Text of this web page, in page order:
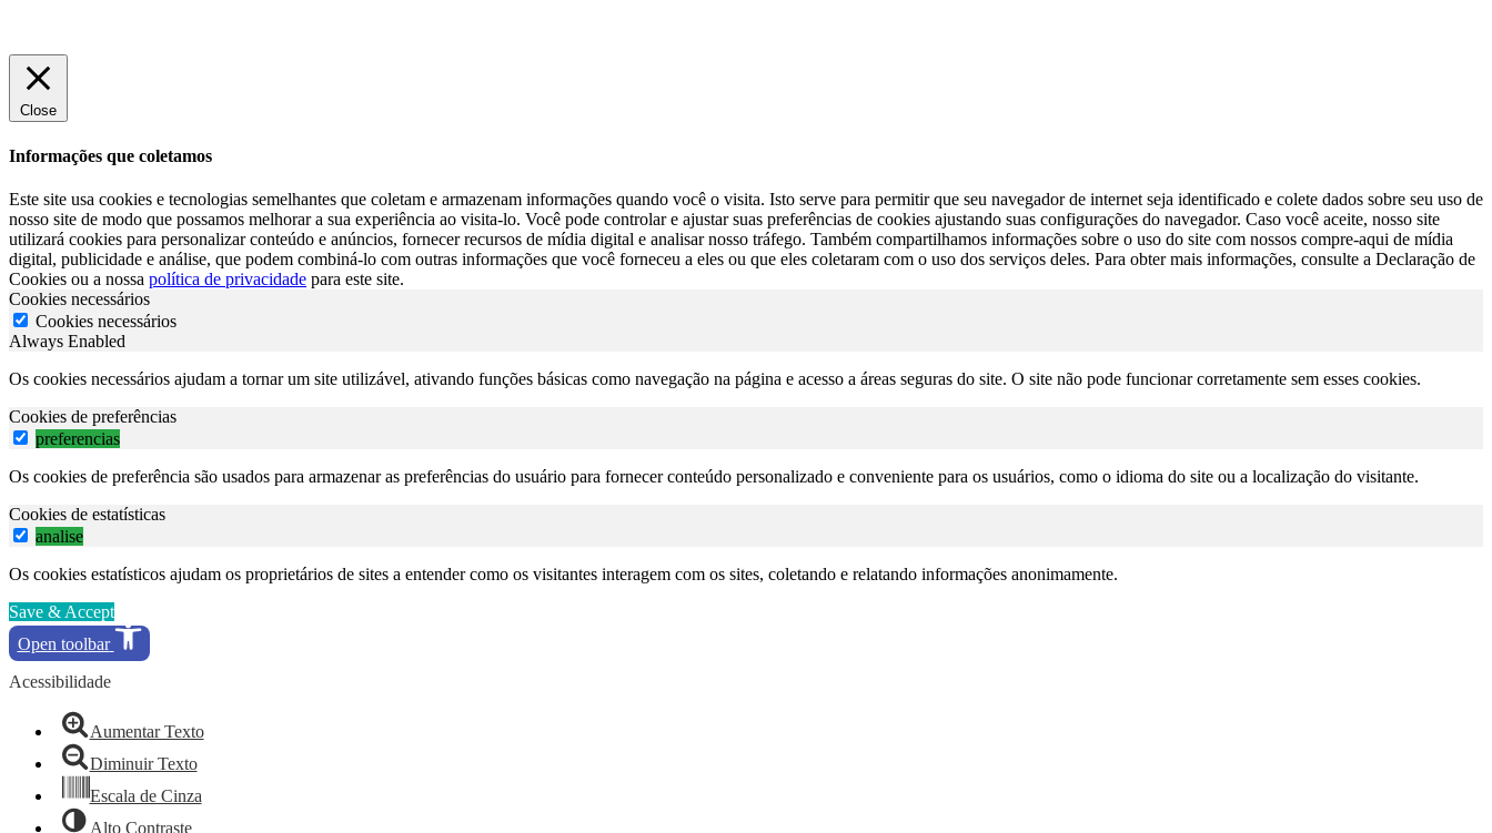
Close
Informações que coletamos
Este site usa cookies e tecnologias semelhantes que coletam e armazenam informações quando você o visita. Isto serve para permitir que seu navegador de internet seja identificado e colete dados sobre seu uso de
nosso site de modo que possamos melhorar a sua experiência ao visita-lo. Você pode controlar e ajustar suas preferências de cookies ajustando suas configurações do navegador. Caso você aceite, nosso site
utilizará cookies para personalizar conteúdo e anúncios, fornecer recursos de mídia digital e analisar nosso tráfego. Também compartilhamos informações sobre o uso do site com nossos compre-aqui de mídia
digital, publicidade e análise, que podem combiná-lo com outras informações que você forneceu a eles ou que eles coletaram com o uso dos serviços deles. Para obter mais informações, consulte a Declaração de
Cookies ou a nossa política de privacidade para este site.
Cookies necessários
Cookies necessários
Always Enabled
Os cookies necessários ajudam a tornar um site utilizável, ativando funções básicas como navegação na página e acesso a áreas seguras do site. O site não pode funcionar corretamente sem esses cookies.
Cookies de preferências
preferencias
Os cookies de preferência são usados para armazenar as preferências do usuário para fornecer conteúdo personalizado e conveniente para os usuários, como o idioma do site ou a localização do visitante.
Cookies de estatísticas
analise
Os cookies estatísticos ajudam os proprietários de sites a entender como os visitantes interagem com os sites, coletando e relatando informações anonimamente.
Save & Accept
Open toolbar
Acessibilidade
Aumentar Texto
Diminuir Texto
Escala de Cinza
Alto Contraste